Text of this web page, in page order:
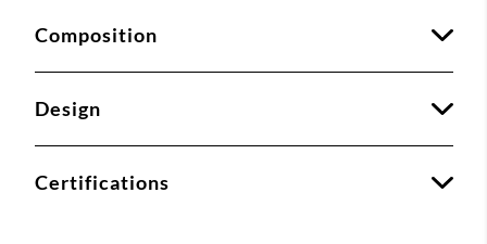
Composition
Design
Certifications